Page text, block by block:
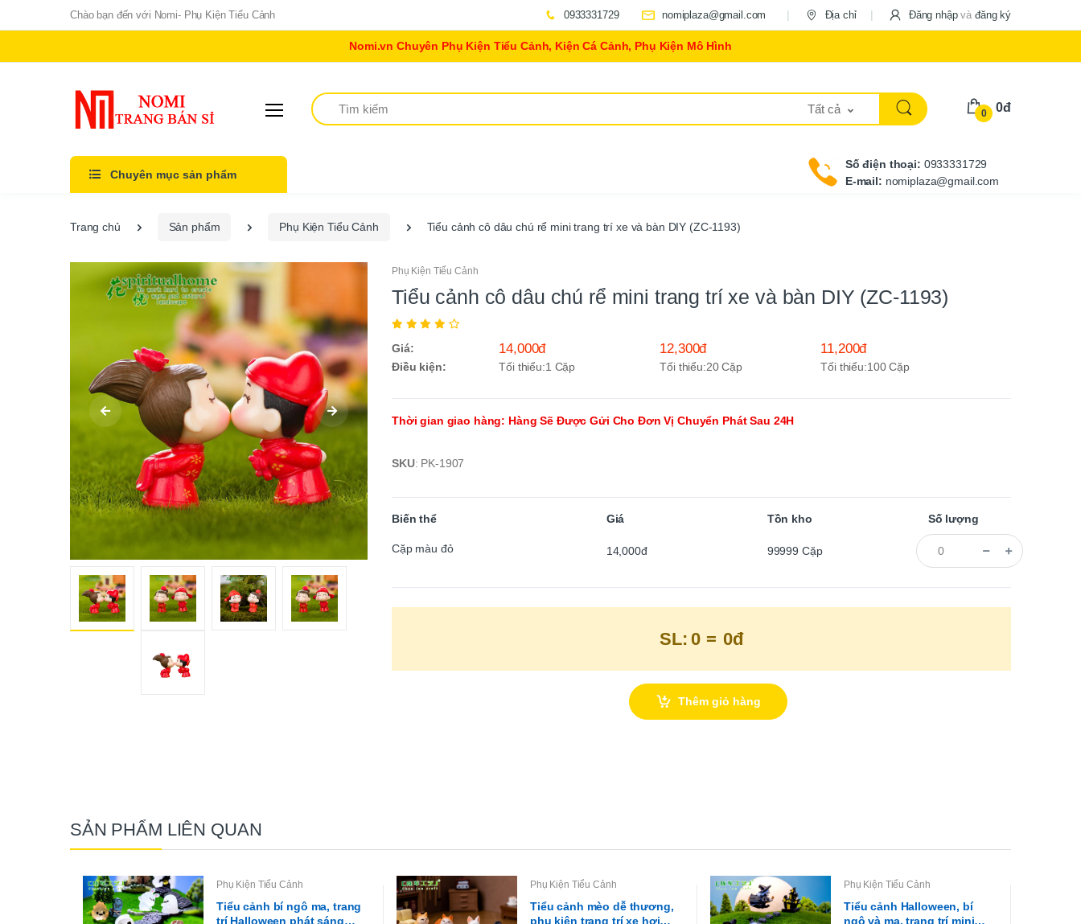
Chào bạn đến với Nomi- Phụ Kiện Tiểu Cảnh 0933331729 nomiplaza@gmail.com Địa chỉ Đăng nhập và đăng ký
Nomi.vn Chuyên Phụ Kiện Tiểu Cảnh, Kiện Cá Cảnh, Phụ Kiện Mô Hình
Tìm kiếm
Tất cả 0 0đ
Chuyên mục sản phẩm
Số điện thoại: 0933331729
E-mail: nomiplaza@gmail.com
Trang chủ Sản phẩm Phụ Kiện Tiểu Cảnh Tiểu cảnh cô dâu chú rể mini trang trí xe và bàn DIY (ZC-1193)
Phụ Kiện Tiểu Cảnh
Tiểu cảnh cô dâu chú rể mini trang trí xe và bàn DIY (ZC-1193)
Giá: 14,000đ 12,300đ 11,200đ
Điều kiện: Tối thiểu:1 Cặp Tối thiểu:20 Cặp Tối thiểu:100 Cặp
Thời gian giao hàng: Hàng Sẽ Được Gửi Cho Đơn Vị Chuyển Phát Sau 24H
SKU: PK-1907
Biến thể Giá Tồn kho Số lượng
Cặp màu đỏ 14,000đ 99999 Cặp
SL: 0 = 0đ
Thêm giỏ hàng
SẢN PHẨM LIÊN QUAN
Phụ Kiện Tiểu Cảnh
Tiểu cảnh bí ngô ma, trang
trí Halloween phát sáng
Phụ Kiện Tiểu Cảnh
Tiểu cảnh mèo dễ thương,
phụ kiện trang trí xe hơi
Phụ Kiện Tiểu Cảnh
Tiểu cảnh Halloween, bí
ngô và ma, trang trí mini